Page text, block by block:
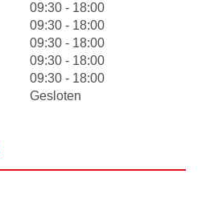
09:30 - 18:00
09:30 - 18:00
09:30 - 18:00
09:30 - 18:00
09:30 - 18:00
Gesloten